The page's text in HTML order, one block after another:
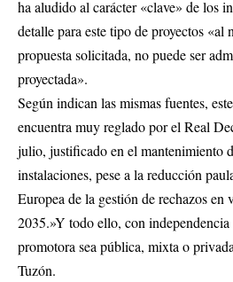
ha aludido al carácter «clave» de los
detalle para este tipo de proyectos «al
propuesta solicitada, no puede ser
proyectada».
Según indican las mismas fuentes,
encuentra muy reglado por el Real
julio, justificado en el mantenimiento
instalaciones, pese a la reducción
Europea de la gestión de rechazos en
2035.»Y todo ello, con independencia
promotora sea pública, mixta o
Tuzón.